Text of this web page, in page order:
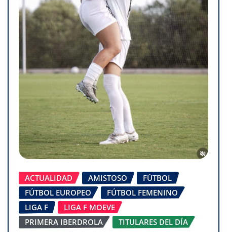
ACTUALIDAD AMISTOSO
FÚTBOL
FÚTBOL EUROPEO
FÚTBOL FEMENINO
LIGA F
LIGA F MOEVE
PRIMERA IBERDROLA
TITULARES DEL DÍA